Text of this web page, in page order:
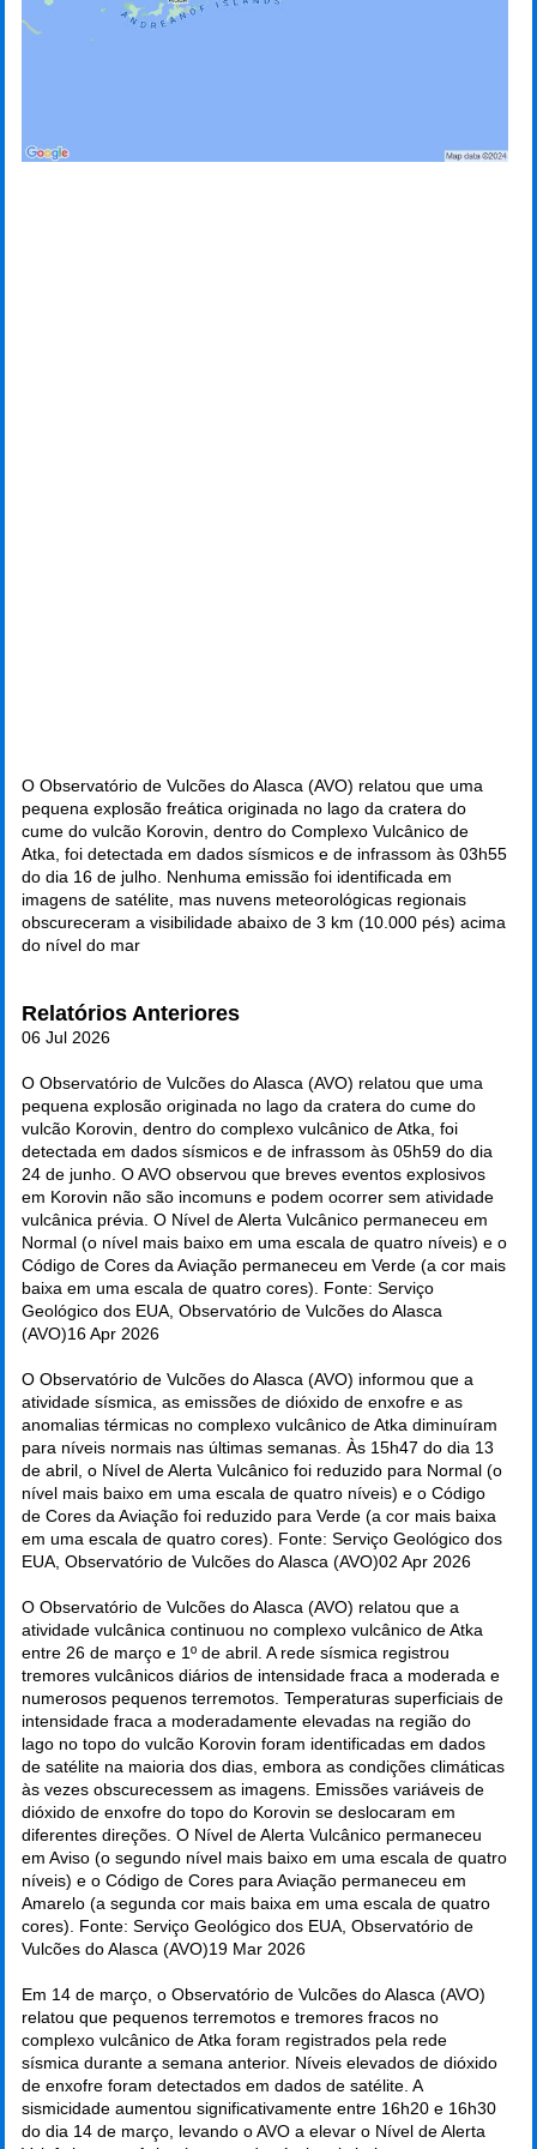
O Observatório de Vulcões do Alasca (AVO) relatou que uma
pequena explosão freática originada no lago da cratera do
cume do vulcão Korovin, dentro do Complexo Vulcânico de
Atka, foi detectada em dados sísmicos e de infrassom às 03h55
do dia 16 de julho. Nenhuma emissão foi identificada em
imagens de satélite, mas nuvens meteorológicas regionais
obscureceram a visibilidade abaixo de 3 km (10.000 pés) acima
do nível do mar
Relatórios Anteriores
06 Jul 2026
O Observatório de Vulcões do Alasca (AVO) relatou que uma
pequena explosão originada no lago da cratera do cume do
vulcão Korovin, dentro do complexo vulcânico de Atka, foi
detectada em dados sísmicos e de infrassom às 05h59 do dia
24 de junho. O AVO observou que breves eventos explosivos
em Korovin não são incomuns e podem ocorrer sem atividade
vulcânica prévia. O Nível de Alerta Vulcânico permaneceu em
Normal (o nível mais baixo em uma escala de quatro níveis) e o
Código de Cores da Aviação permaneceu em Verde (a cor mais
baixa em uma escala de quatro cores). Fonte: Serviço
Geológico dos EUA, Observatório de Vulcões do Alasca
(AVO)16 Apr 2026
O Observatório de Vulcões do Alasca (AVO) informou que a
atividade sísmica, as emissões de dióxido de enxofre e as
anomalias térmicas no complexo vulcânico de Atka diminuíram
para níveis normais nas últimas semanas. Às 15h47 do dia 13
de abril, o Nível de Alerta Vulcânico foi reduzido para Normal (o
nível mais baixo em uma escala de quatro níveis) e o Código
de Cores da Aviação foi reduzido para Verde (a cor mais baixa
em uma escala de quatro cores). Fonte: Serviço Geológico dos
EUA, Observatório de Vulcões do Alasca (AVO)02 Apr 2026
O Observatório de Vulcões do Alasca (AVO) relatou que a
atividade vulcânica continuou no complexo vulcânico de Atka
entre 26 de março e 1º de abril. A rede sísmica registrou
tremores vulcânicos diários de intensidade fraca a moderada e
numerosos pequenos terremotos. Temperaturas superficiais de
intensidade fraca a moderadamente elevadas na região do
lago no topo do vulcão Korovin foram identificadas em dados
de satélite na maioria dos dias, embora as condições climáticas
às vezes obscurecessem as imagens. Emissões variáveis de
dióxido de enxofre do topo do Korovin se deslocaram em
diferentes direções. O Nível de Alerta Vulcânico permaneceu
em Aviso (o segundo nível mais baixo em uma escala de quatro
níveis) e o Código de Cores para Aviação permaneceu em
Amarelo (a segunda cor mais baixa em uma escala de quatro
cores). Fonte: Serviço Geológico dos EUA, Observatório de
Vulcões do Alasca (AVO)19 Mar 2026
Em 14 de março, o Observatório de Vulcões do Alasca (AVO)
relatou que pequenos terremotos e tremores fracos no
complexo vulcânico de Atka foram registrados pela rede
sísmica durante a semana anterior. Níveis elevados de dióxido
de enxofre foram detectados em dados de satélite. A
sismicidade aumentou significativamente entre 16h20 e 16h30
do dia 14 de março, levando o AVO a elevar o Nível de Alerta